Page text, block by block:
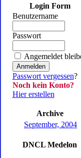
Login Form
Benutzername
Passwort
Angemeldet
Passwort vergessen?
Noch kein Konto?
Hier erstellen
Archive
September, 2004
DNCL Medelon